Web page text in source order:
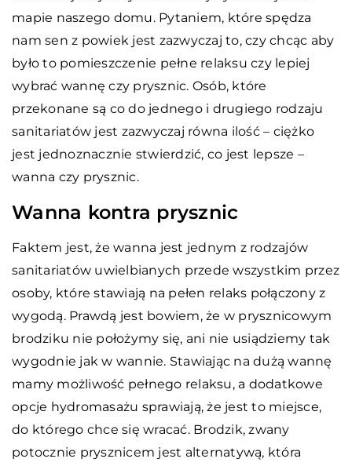
mapie naszego domu. Pytaniem, które spędza
nam sen z powiek jest zazwyczaj to, czy chcąc aby
było to pomieszczenie pełne relaksu czy lepiej
wybrać wannę czy prysznic. Osób, które
przekonane są co do jednego i drugiego rodzaju
sanitariatów jest zazwyczaj równa ilość – ciężko
jest jednoznacznie stwierdzić, co jest lepsze –
wanna czy prysznic.
Wanna kontra prysznic
Faktem jest, że wanna jest jednym z rodzajów
sanitariatów uwielbianych przede wszystkim przez
osoby, które stawiają na pełen relaks połączony z
wygodą. Prawdą jest bowiem, że w prysznicowym
brodziku nie położymy się, ani nie usiądziemy tak
wygodnie jak w wannie. Stawiając na dużą wannę
mamy możliwość pełnego relaksu, a dodatkowe
opcje hydromasażu sprawiają, że jest to miejsce,
do którego chce się wracać. Brodzik, zwany
potocznie prysznicem jest alternatywą, która